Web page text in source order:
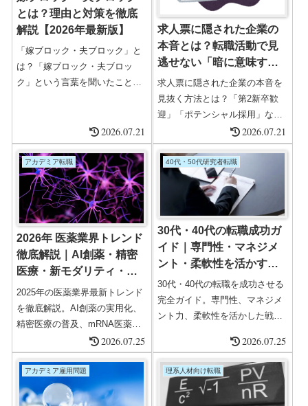
とは？理由と対策を徹底
解説【2026年最新版】
「嫁ブロック・夫ブロック」と
は？「嫁ブロック・夫ブロッ
ク」という言葉を聞いたことが
きらめたりすることを意味する
業界用語です。およそ50％の人
が家族に転職を反対された経験
はあり、そのうちの半数が転職
を辞めたり、辞退した経験を持
つそうです。例えば、将来のキ
ャリアアップや収入増加を目指
して転職活動をしていた人が、
配偶者から「今の会社の方が安
定してい...
2026.07.21
求人票に隠された企業の
本音とは？転職活動で見
逃せない「暗に意味する
フレーズ」とその対策
求人票に隠された企業の本音を
見抜く方法とは？「第2新卒歓
迎」「ポテンシャル採用」など
の暗示的なフレーズとその対策
を徹底解説。
2026.07.21
アカデミア転職
2026年 医薬業界トレンド
徹底解説｜AI創薬・精密
医療・新モダリティ・デ
ジタル臨床開発
2025年の医薬業界最新トレンド
を徹底解説。AI創薬の実用化、
精密医療の普及、mRNA医薬や
ADCなど新モダリティの台頭、
デジタル臨床試験の標準化ま
で。製薬業界の変革と今後の展
望を専門家が分析します。
2026.07.25
40代・50代研究者転職
30代・40代の転職成功ガ
イド｜専門性・マネジメ
ント・柔軟性を活かす戦
略的転職法
30代・40代の転職を成功させる
完全ガイド。専門性、マネジメ
ント力、柔軟性を活かした戦略
活用法を徹底解説。
2026.07.25
アカデミア雇用問題 理系人材向け転職